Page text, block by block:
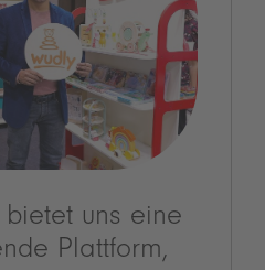
uns eine
Plattform,